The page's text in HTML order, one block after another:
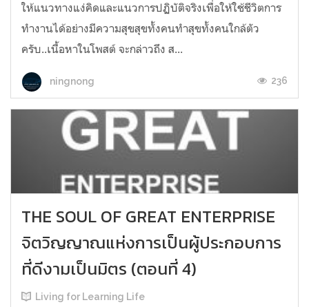
ให้แนวทางแง่คิดและแนวการปฏิบัติจริงเพื่อให้ใช้ชีวิตการ
ทำงานได้อย่างมีความสุขสุขทั้งคนทำสุขทั้งคนใกล้ตัว
ครับ..เนื้อหาในโพสต์ จะกล่าวถึง ส...
ningnong 236
THE SOUL OF GREAT ENTERPRISE
จิตวิญญาณแห่งการเป็นผู้ประกอบการ
ที่ดีงามเป็นมิตร (ตอนที่ 4)
Living for Learning Life